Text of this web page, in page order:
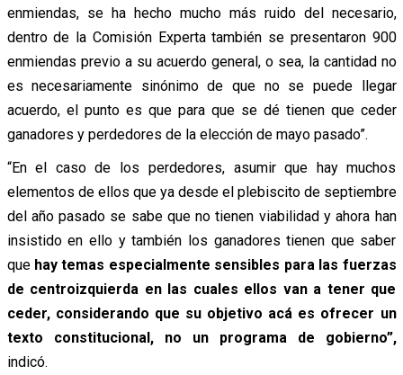
enmiendas, se ha hecho mucho más ruido del necesario,
dentro de la Comisión Experta también se presentaron 900
enmiendas previo a su acuerdo general, o sea, la cantidad no
es necesariamente sinónimo de que no se puede llegar
acuerdo, el punto es que para que se dé tienen que ceder
ganadores y perdedores de la elección de mayo pasado”.
“En el caso de los perdedores, asumir que hay muchos
elementos de ellos que ya desde el plebiscito de septiembre
del año pasado se sabe que no tienen viabilidad y ahora han
insistido en ello y también los ganadores tienen que saber
que hay temas especialmente sensibles para las fuerzas
de centroizquierda en las cuales ellos van a tener que
ceder, considerando que su objetivo acá es ofrecer un
texto constitucional, no un programa de gobierno”,
indicó.